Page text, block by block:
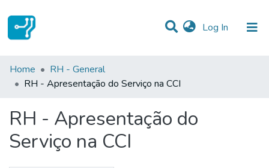
Log In (current)
Statistics
Communities & Collections
All of DSpace
Home
RH - General
RH - Apresentação do Serviço na CCI
RH - Apresentação do
Serviço na CCI